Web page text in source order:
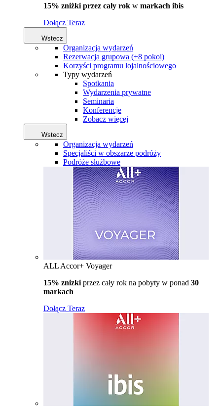
15% zniżki przez cały rok w markach ibis
Dołącz Teraz
Wstecz
Organizacja wydarzeń
Rezerwacja grupowa (+8 pokoi)
Korzyści programu lojalnościowego
Typy wydarzeń
Spotkania
Wydarzenia prywatne
Seminaria
Konferencje
Zobacz więcej
Wstecz
Organizacja wydarzeń
Specjaliści w obszarze podróży
Podróże służbowe
ALL Accor+ Voyager
15% znizki przez cały rok na pobyty w ponad 30
markach
Dołącz Teraz